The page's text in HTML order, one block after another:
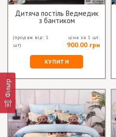
Фільтр
Дитяча постіль Ведмедик
з бантиком
(продаж від: 1
шт)
ціна за 1 шт.
900.00 грн
КУПИТИ